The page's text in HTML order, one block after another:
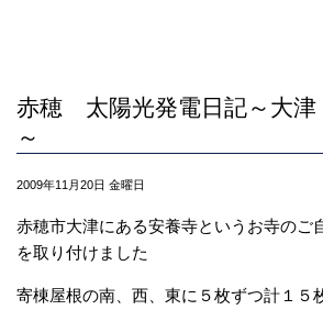
赤穂 太陽光発電日記～大
～
2009年11月20日 金曜日
赤穂市大津にある安養寺というお寺のご
を取り付けました
寄棟屋根の南、西、東に５枚ずつ計１５